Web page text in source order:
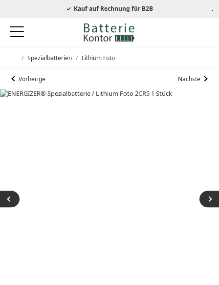
autorisierter Energizer HändlerKauf auf Rechnung für B2B
/ Spezialbatterien / Lithium Foto
Vorherige Nächste